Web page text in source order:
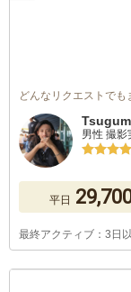
どんなリクエストでも
男性 撮影
平日
最終アクティブ：3日